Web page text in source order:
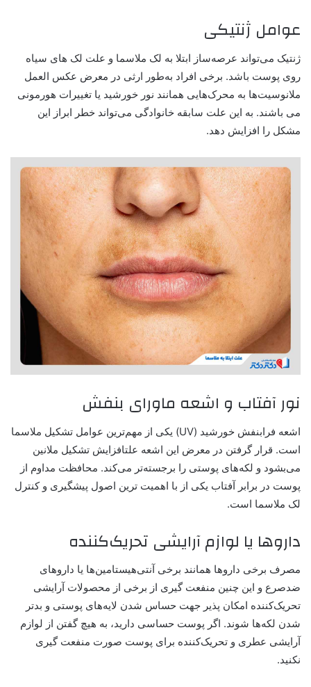
عوامل ژنتیکی
ژنتیک می‌تواند عرصه‌ساز ابتلا به لک ملاسما و علت لک های سیاه
روی پوست باشد. برخی افراد به‌طور ارثی در معرض عکس العمل
ملانوسیت‌ها به محرک‌هایی همانند نور خورشید یا تغییرات هورمونی
می باشند. به این علت سابقه خانوادگی می‌تواند خطر ابراز این
مشکل را افزایش دهد.
نور آفتاب و اشعه ماورای بنفش
اشعه فرابنفش خورشید (UV) یکی از مهم‌ترین عوامل تشکیل ملاسما
است. قرار گرفتن در معرض این اشعه علتافزایش تشکیل ملانین
می‌بشود و لکه‌های پوستی را برجسته‌تر می‌کند. محافظت مداوم از
پوست در برابر آفتاب یکی از با اهمیت ترین اصول پیشگیری و کنترل
لک ملاسما است.
داروها یا لوازم آرایشی تحریک‌کننده
مصرف برخی داروها همانند برخی آنتی‌هیستامین‌ها یا داروهای
ضدصرع و این چنین منفعت گیری از برخی از محصولات آرایشی
تحریک‌کننده امکان پذیر جهت حساس شدن لایه‌های پوستی و بدتر
شدن لکه‌ها شوند. اگر پوست حساسی دارید، به هیچ گفتن از لوازم
آرایشی عطری و تحریک‌کننده برای پوست صورت منفعت گیری
نکنید.